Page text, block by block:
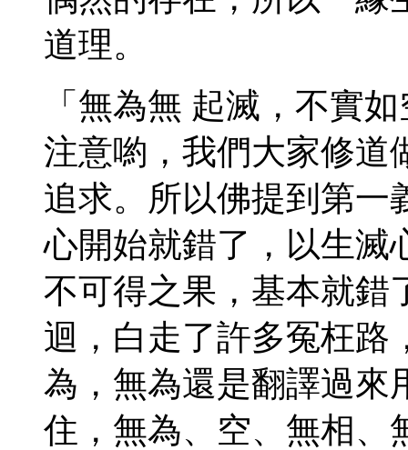
道理。
「無為無 起滅，不實
注意喲，我們大家修道
追求。所以佛提到第一
心開始就錯了，以生滅
不可得之果，基本就錯
迴，白走了許多冤枉路
為，無為還是翻譯過來
住，無為、空、無相、